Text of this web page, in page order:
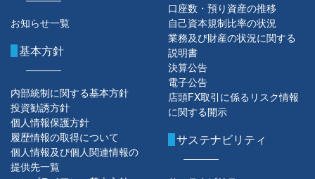
お知らせ一覧
口座数・預り資産の推移
自己資本規制比率の状況
業務及び財産の状況に関する
説明書
決算公告
電子公告
店頭FX取引に係るリスク情報
に関する開示
基本方針
内部統制に関する基本方針
投資勧誘方針
個人情報保護方針
履歴情報の取得について
個人情報及び個人関連情報の
提供先一覧
サステナビリティ